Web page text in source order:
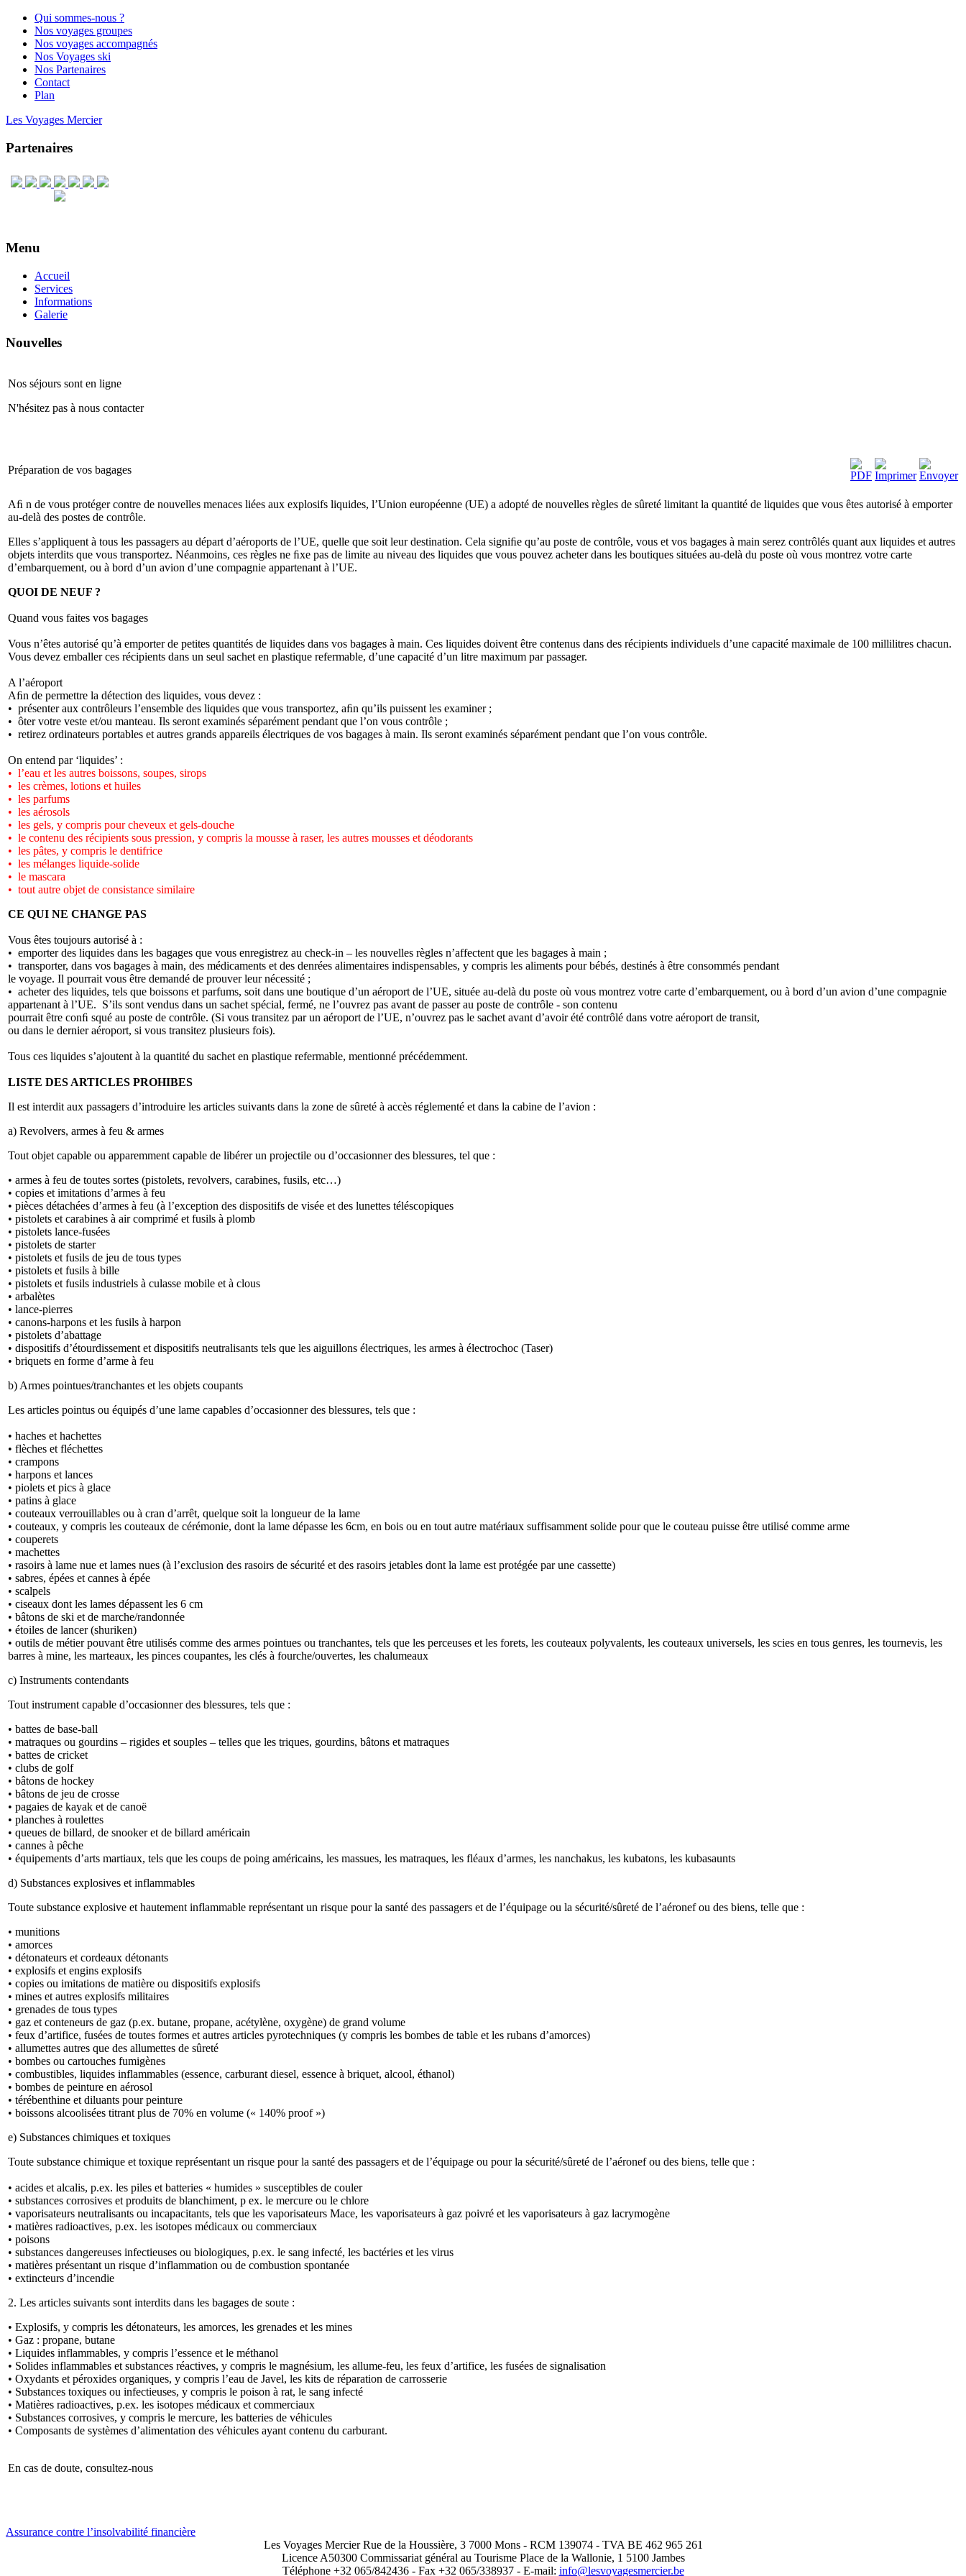
Qui sommes-nous ?
Nos voyages groupes
Nos voyages accompagnés
Nos Voyages ski
Nos Partenaires
Contact
Plan
Les Voyages Mercier
Partenaires
Menu
Accueil
Services
Informations
Galerie
Nouvelles
Nos séjours sont en ligne
N'hésitez pas à nous contacter
Préparation de vos bagages
Aﬁ n de vous protéger contre de nouvelles menaces liées aux explosifs liquides, l’Union européenne (UE) a adopté de nouvelles règles de sûreté limitant la quantité de liquides que vous êtes autorisé à emporter
au-delà des postes de contrôle.
Elles s’appliquent à tous les passagers au départ d’aéroports de l’UE, quelle que soit leur destination. Cela signiﬁe qu’au poste de contrôle, vous et vos bagages à main serez contrôlés quant aux liquides et autres
objets interdits que vous transportez. Néanmoins, ces règles ne ﬁxe pas de limite au niveau des liquides que vous pouvez acheter dans les boutiques situées au-delà du poste où vous montrez votre carte
d’embarquement, ou à bord d’un avion d’une compagnie appartenant à l’UE.
QUOI DE NEUF ?
Quand vous faites vos bagages
Vous n’êtes autorisé qu’à emporter de petites quantités de liquides dans vos bagages à main. Ces liquides doivent être contenus dans des récipients individuels d’une capacité maximale de 100 millilitres chacun.
Vous devez emballer ces récipients dans un seul sachet en plastique refermable, d’une capacité d’un litre maximum par passager.
A l’aéroport
Aﬁn de permettre la détection des liquides, vous devez :
• présenter aux contrôleurs l’ensemble des liquides que vous transportez, aﬁn qu’ils puissent les examiner ;
• ôter votre veste et/ou manteau. Ils seront examinés séparément pendant que l’on vous contrôle ;
• retirez ordinateurs portables et autres grands appareils électriques de vos bagages à main. Ils seront examinés séparément pendant que l’on vous contrôle.
On entend par ‘liquides’ :
• l’eau et les autres boissons, soupes, sirops
• les crèmes, lotions et huiles
• les parfums
• les aérosols
• les gels, y compris pour cheveux et gels-douche
• le contenu des récipients sous pression, y compris la mousse à raser, les autres mousses et déodorants
• les pâtes, y compris le dentifrice
• les mélanges liquide-solide
• le mascara
• tout autre objet de consistance similaire
CE QUI NE CHANGE PAS
Vous êtes toujours autorisé à :
• emporter des liquides dans les bagages que vous enregistrez au check-in – les nouvelles règles n’affectent que les bagages à main ;
• transporter, dans vos bagages à main, des médicaments et des denrées alimentaires indispensables, y compris les aliments pour bébés, destinés à être consommés pendant
le voyage. Il pourrait vous être demandé de prouver leur nécessité ;
• acheter des liquides, tels que boissons et parfums, soit dans une boutique d’un aéroport de l’UE, située au-delà du poste où vous montrez votre carte d’embarquement, ou à bord d’un avion d’une compagnie
appartenant à l’UE. S’ils sont vendus dans un sachet spécial, fermé, ne l’ouvrez pas avant de passer au poste de contrôle - son contenu
pourrait être conﬁ squé au poste de contrôle. (Si vous transitez par un aéroport de l’UE, n’ouvrez pas le sachet avant d’avoir été contrôlé dans votre aéroport de transit,
ou dans le dernier aéroport, si vous transitez plusieurs fois).
Tous ces liquides s’ajoutent à la quantité du sachet en plastique refermable, mentionné précédemment.
LISTE DES ARTICLES PROHIBES
Il est interdit aux passagers d’introduire les articles suivants dans la zone de sûreté à accès réglementé et dans la cabine de l’avion :
a) Revolvers, armes à feu & armes
Tout objet capable ou apparemment capable de libérer un projectile ou d’occasionner des blessures, tel que :
• armes à feu de toutes sortes (pistolets, revolvers, carabines, fusils, etc…)
• copies et imitations d’armes à feu
• pièces détachées d’armes à feu (à l’exception des dispositifs de visée et des lunettes téléscopiques
• pistolets et carabines à air comprimé et fusils à plomb
• pistolets lance-fusées
• pistolets de starter
• pistolets et fusils de jeu de tous types
• pistolets et fusils à bille
• pistolets et fusils industriels à culasse mobile et à clous
• arbalètes
• lance-pierres
• canons-harpons et les fusils à harpon
• pistolets d’abattage
• dispositifs d’étourdissement et dispositifs neutralisants tels que les aiguillons électriques, les armes à électrochoc (Taser)
• briquets en forme d’arme à feu
b) Armes pointues/tranchantes et les objets coupants
Les articles pointus ou équipés d’une lame capables d’occasionner des blessures, tels que :
• haches et hachettes
• flèches et fléchettes
• crampons
• harpons et lances
• piolets et pics à glace
• patins à glace
• couteaux verrouillables ou à cran d’arrêt, quelque soit la longueur de la lame
• couteaux, y compris les couteaux de cérémonie, dont la lame dépasse les 6cm, en bois ou en tout autre matériaux suffisamment solide pour que le couteau puisse être utilisé comme arme
• couperets
• machettes
• rasoirs à lame nue et lames nues (à l’exclusion des rasoirs de sécurité et des rasoirs jetables dont la lame est protégée par une cassette)
• sabres, épées et cannes à épée
• scalpels
• ciseaux dont les lames dépassent les 6 cm
• bâtons de ski et de marche/randonnée
• étoiles de lancer (shuriken)
• outils de métier pouvant être utilisés comme des armes pointues ou tranchantes, tels que les perceuses et les forets, les couteaux polyvalents, les couteaux universels, les scies en tous genres, les tournevis, les
barres à mine, les marteaux, les pinces coupantes, les clés à fourche/ouvertes, les chalumeaux
c) Instruments contendants
Tout instrument capable d’occasionner des blessures, tels que :
• battes de base-ball
• matraques ou gourdins – rigides et souples – telles que les triques, gourdins, bâtons et matraques
• battes de cricket
• clubs de golf
• bâtons de hockey
• bâtons de jeu de crosse
• pagaies de kayak et de canoë
• planches à roulettes
• queues de billard, de snooker et de billard américain
• cannes à pêche
• équipements d’arts martiaux, tels que les coups de poing américains, les massues, les matraques, les fléaux d’armes, les nanchakus, les kubatons, les kubasaunts
d) Substances explosives et inflammables
Toute substance explosive et hautement inflammable représentant un risque pour la santé des passagers et de l’équipage ou la sécurité/sûreté de l’aéronef ou des biens, telle que :
• munitions
• amorces
• détonateurs et cordeaux détonants
• explosifs et engins explosifs
• copies ou imitations de matière ou dispositifs explosifs
• mines et autres explosifs militaires
• grenades de tous types
• gaz et conteneurs de gaz (p.ex. butane, propane, acétylène, oxygène) de grand volume
• feux d’artifice, fusées de toutes formes et autres articles pyrotechniques (y compris les bombes de table et les rubans d’amorces)
• allumettes autres que des allumettes de sûreté
• bombes ou cartouches fumigènes
• combustibles, liquides inflammables (essence, carburant diesel, essence à briquet, alcool, éthanol)
• bombes de peinture en aérosol
• térébenthine et diluants pour peinture
• boissons alcoolisées titrant plus de 70% en volume (« 140% proof »)
e) Substances chimiques et toxiques
Toute substance chimique et toxique représentant un risque pour la santé des passagers et de l’équipage ou pour la sécurité/sûreté de l’aéronef ou des biens, telle que :
• acides et alcalis, p.ex. les piles et batteries « humides » susceptibles de couler
• substances corrosives et produits de blanchiment, p ex. le mercure ou le chlore
• vaporisateurs neutralisants ou incapacitants, tels que les vaporisateurs Mace, les vaporisateurs à gaz poivré et les vaporisateurs à gaz lacrymogène
• matières radioactives, p.ex. les isotopes médicaux ou commerciaux
• poisons
• substances dangereuses infectieuses ou biologiques, p.ex. le sang infecté, les bactéries et les virus
• matières présentant un risque d’inflammation ou de combustion spontanée
• extincteurs d’incendie
2. Les articles suivants sont interdits dans les bagages de soute :
• Explosifs, y compris les détonateurs, les amorces, les grenades et les mines
• Gaz : propane, butane
• Liquides inflammables, y compris l’essence et le méthanol
• Solides inflammables et substances réactives, y compris le magnésium, les allume-feu, les feux d’artifice, les fusées de signalisation
• Oxydants et péroxides organiques, y compris l’eau de Javel, les kits de réparation de carrosserie
• Substances toxiques ou infectieuses, y compris le poison à rat, le sang infecté
• Matières radioactives, p.ex. les isotopes médicaux et commerciaux
• Substances corrosives, y compris le mercure, les batteries de véhicules
• Composants de systèmes d’alimentation des véhicules ayant contenu du carburant.
En cas de doute, consultez-nous
Assurance contre l’insolvabilité financière
Les Voyages Mercier Rue de la Houssière, 3 7000 Mons - RCM 139074 - TVA BE 462 965 261
Licence A50300 Commissariat général au Tourisme Place de la Wallonie, 1 5100 Jambes
Téléphone +32 065/842436 - Fax +32 065/338937 - E-mail: info@lesvoyagesmercier.be